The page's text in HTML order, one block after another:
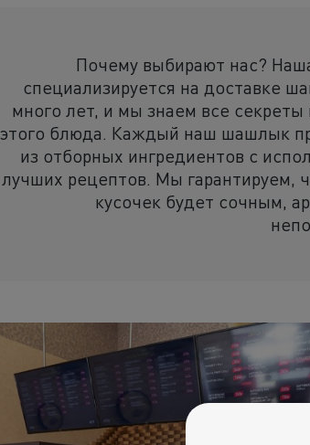
Почему выбирают нас?
специализируется на доставке
много лет, и мы знаем все секреты
этого блюда. Каждый наш шашлык
из отборных ингредиентов с
лучших рецептов. Мы гарантируем,
кусочек будет сочным,